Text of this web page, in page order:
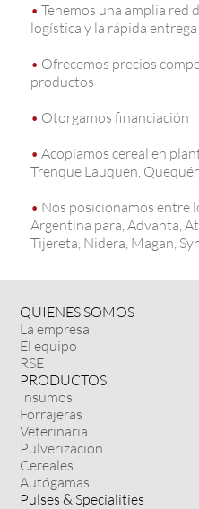
• Tenemos una amplia red
logística y la rápida entrega
• Ofrecemos precios
productos
• Otorgamos financiación
• Acopiamos cereal en
Trenque Lauquen,
• Nos posicionamos entre
Argentina para, Advanta,
Tijereta, Nidera, Magan,
QUIENES SOMOS
La empresa
El equipo
RSE
PRODUCTOS
Insumos
Forrajeras
Veterinaria
Pulverización
Cereales
Autógamas
Pulses & Specialities